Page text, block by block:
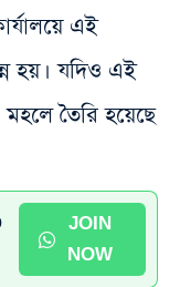
এই
হয়। যদিও এই
তৈরি হয়েছে
JOIN
NOW